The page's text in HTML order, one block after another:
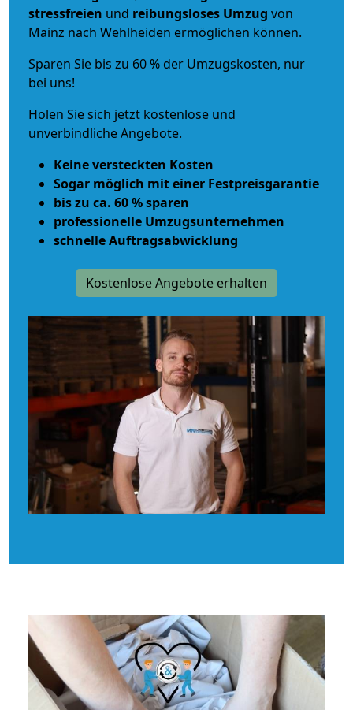
stressfreien und reibungsloses Umzug von
Mainz nach Wehlheiden ermöglichen können.
Sparen Sie bis zu 60 % der Umzugskosten, nur
bei uns!
Holen Sie sich jetzt kostenlose und
unverbindliche Angebote.
Keine versteckten Kosten
Sogar möglich mit einer Festpreisgarantie
bis zu ca. 60 % sparen
professionelle Umzugsunternehmen
schnelle Auftragsabwicklung
Kostenlose Angebote erhalten